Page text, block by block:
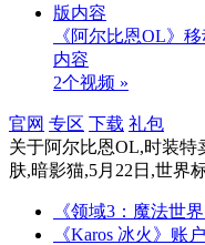
《阿尔比恩OL》
内容
2个视频 »
官网 专区 下载 礼包
关于阿尔比恩OL,时装特
肤,暗影猫,5月22日,世界
《领域3：魔法世
《Karos 冰火》账